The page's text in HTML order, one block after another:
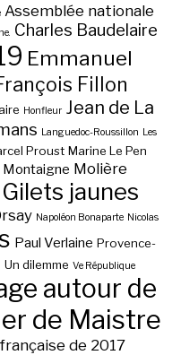
Assemblée nationale
Charles Baudelaire
Emmanuel
Fillon
Honfleur Jean de La
Languedoc-Roussillon Les
Proust Marine Le Pen
Montaigne Molière
jaunes
Napoléon Bonaparte Nicolas
Paul Verlaine Provence-
Un dilemme Ve République
autour de
de Maistre
de 2017